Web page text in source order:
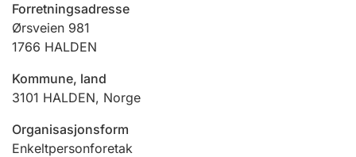
Jeger
Ektepaktveileder
Forretningsadresse
Ørsveien 981
1766 HALDEN
Kommune, land
3101 HALDEN, Norge
Organisasjonsform
Enkeltpersonforetak